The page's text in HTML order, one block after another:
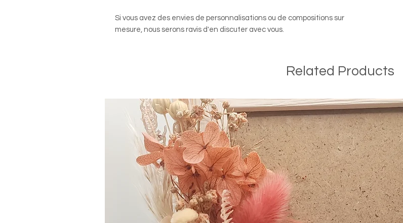
Si vous avez des envies de personnalisations ou de compositions sur
mesure, nous serons ravis d'en discuter avec vous.
Related Products